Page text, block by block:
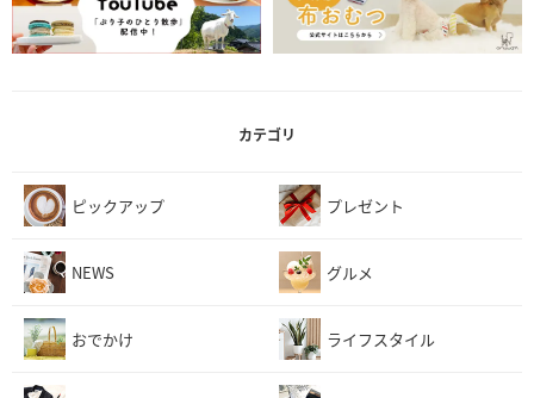
カテゴリ
ピックアップ プレゼント
NEWS グルメ
おでかけ ライフスタイル